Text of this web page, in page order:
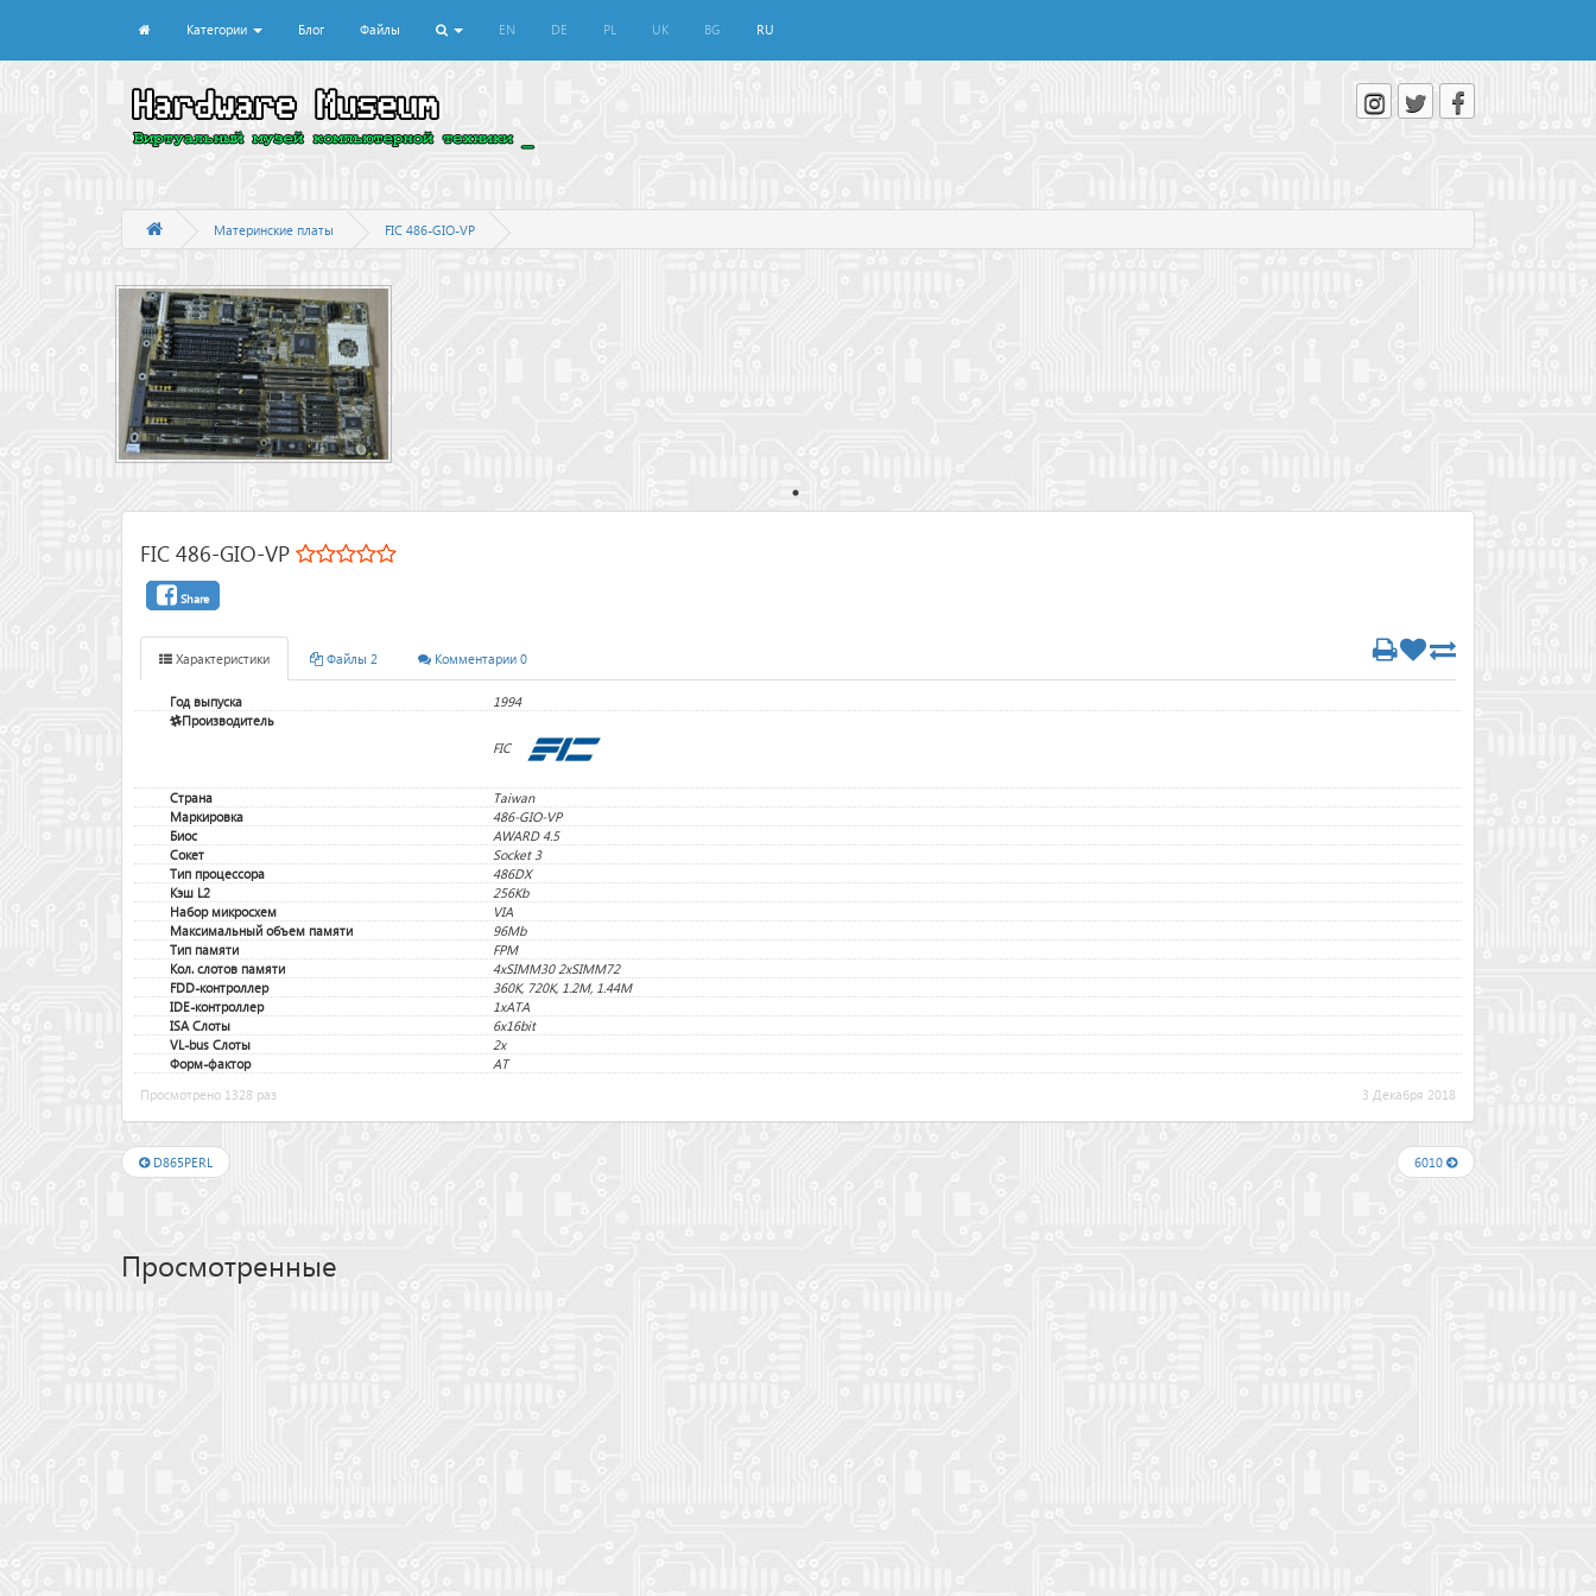
Категории Блог Файлы EN DE PL UK BG RU
Материнские платы FIC 486-GIO-VP
FIC 486-GIO-VP
Share
Характеристики Файлы 2 Комментарии 0
Год выпуска
1994
Производитель
FIC
Страна
Taiwan
Маркировка
486-GIO-VP
Биос
AWARD 4.5
Сокет
Socket 3
Тип процессора
486DX
Кэш L2
256Kb
Набор микросхем
VIA
Максимальный объем памяти
96Mb
Тип памяти
FPM
Кол. слотов памяти
4xSIMM30 2xSIMM72
FDD-контроллер
360K, 720K, 1.2M, 1.44M
IDE-контроллер
1xATA
ISA Слоты
6x16bit
VL-bus Слоты
2x
Форм-фактор
AT
Просмотрено 1328 раз
3 Декабря 2018
D865PERL 6010
Просмотренные